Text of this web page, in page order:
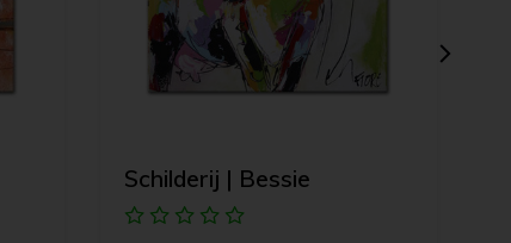
Schilderij | Bessie